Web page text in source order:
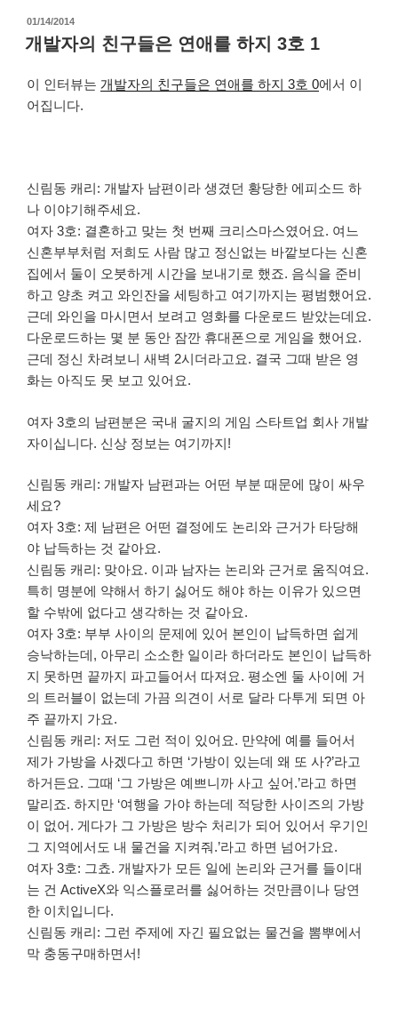
작
성
일
01/14/2014
개발자의 친구들은 연애를 하지 3호 1
이 인터뷰는 개발자의 친구들은 연애를 하지 3호 0에서 이
어집니다.
신림동 캐리: 개발자 남편이라 생겼던 황당한 에피소드 하
나 이야기해주세요.
여자 3호: 결혼하고 맞는 첫 번째 크리스마스였어요. 여느
신혼부부처럼 저희도 사람 많고 정신없는 바깥보다는 신혼
집에서 둘이 오붓하게 시간을 보내기로 했죠. 음식을 준비
하고 양초 켜고 와인잔을 세팅하고 여기까지는 평범했어요.
근데 와인을 마시면서 보려고 영화를 다운로드 받았는데요.
다운로드하는 몇 분 동안 잠깐 휴대폰으로 게임을 했어요.
근데 정신 차려보니 새벽 2시더라고요. 결국 그때 받은 영
화는 아직도 못 보고 있어요.
여자 3호의 남편분은 국내 굴지의 게임 스타트업 회사 개발
자이십니다. 신상 정보는 여기까지!
신림동 캐리: 개발자 남편과는 어떤 부분 때문에 많이 싸우
세요?
여자 3호: 제 남편은 어떤 결정에도 논리와 근거가 타당해
야 납득하는 것 같아요.
신림동 캐리: 맞아요. 이과 남자는 논리와 근거로 움직여요.
특히 명분에 약해서 하기 싫어도 해야 하는 이유가 있으면
할 수밖에 없다고 생각하는 것 같아요.
여자 3호: 부부 사이의 문제에 있어 본인이 납득하면 쉽게
승낙하는데, 아무리 소소한 일이라 하더라도 본인이 납득하
지 못하면 끝까지 파고들어서 따져요. 평소엔 둘 사이에 거
의 트러블이 없는데 가끔 의견이 서로 달라 다투게 되면 아
주 끝까지 가요.
신림동 캐리: 저도 그런 적이 있어요. 만약에 예를 들어서
제가 가방을 사겠다고 하면 ‘가방이 있는데 왜 또 사?’라고
하거든요. 그때 ‘그 가방은 예쁘니까 사고 싶어.’라고 하면
말리죠. 하지만 ‘여행을 가야 하는데 적당한 사이즈의 가방
이 없어. 게다가 그 가방은 방수 처리가 되어 있어서 우기인
그 지역에서도 내 물건을 지켜줘.’라고 하면 넘어가요.
여자 3호: 그쵸. 개발자가 모든 일에 논리와 근거를 들이대
는 건 ActiveX와 익스플로러를 싫어하는 것만큼이나 당연
한 이치입니다.
신림동 캐리: 그런 주제에 자긴 필요없는 물건을 뽐뿌에서
막 충동구매하면서!